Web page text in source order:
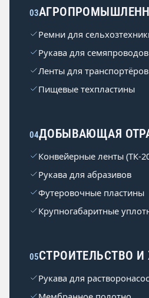
03
Ремни для
Рукава для семяпроводов
Ленты для транспортёров
Пищевые техпластины
04ДОБЫВАЮЩАЯ
Конвейерные ленты (ТК-
Рукава для абразивов
Футеровочные пластины
Крупногабаритные
05СТРОИТЕЛЬСТВО
Рукава для